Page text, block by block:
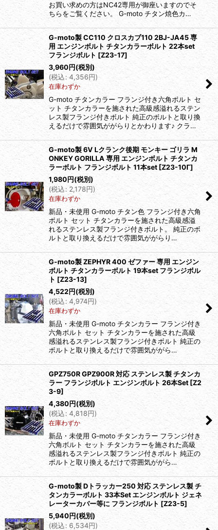
お買い求めの方はNC42専用が御座いますのでそ
ちらをご覧ください。 G-moto チタン焼色カ…
G-moto製 CC110 クロスカブ110 2BJ-JA45 専
用 エンジンボルト チタンカラーボルト 22本set
フランジボルト [Z23-17]
3,960円(税別)
(税込: 4,356円)
在庫わずか
G-moto チタンカラー フランジ付き六角ボルト セ
ット チタンカラーを施された高級感溢れるステン
レス製フランジ付きボルト 純正のボルトと取り換
えるだけで雰囲気ががらりとかわります♪ クラ…
G-moto製 6V Lクランク後期 モンキー ゴリラ M
ONKEY GORILLA 専用 エンジンボルト チタンカ
ラーボルト フランジボルト 11本set [Z23-10Γ]
1,980円(税別)
(税込: 2,178円)
在庫わずか
新品・未使用 G-moto チタン色 フランジ付き六角
ボルト セット チタンカラーを施された高級感溢
れるステンレス製フランジ付きボルト。 純正のボ
ルトと取り換えるだけで雰囲気ががらり…
G-moto製 ZEPHYR 400 ゼファー 専用 エンジン
ボルト チタンカラーボルト 19本set フランジボル
ト [Z23-13]
4,522円(税別)
(税込: 4,974円)
在庫わずか
新品・未使用 G-moto チタンカラー フランジ付き
六角ボルト セット チタンカラーを施された高級
感溢れるステンレス製フランジ付きボルト 純正の
ボルトと取り換えるだけで雰囲気ががら…
GPZ750R GPZ900R 対応 ステンレス製 チタンカ
ラー フランジボルト エンジンボルト 26本Set [Z2
3-9]
4,380円(税別)
(税込: 4,818円)
在庫わずか
新品・未使用 G-moto チタンカラー フランジ付き
六角ボルト セット チタンカラーを施された高級
感溢れるステンレス製フランジ付きボルト 純正の
ボルトと取り換えるだけで雰囲気ががら…
G-moto製 Dトラッカー250 対応 ステンレス製 チ
タンカラーボルト 33本Set エンジンボルト ジェネ
レーターカバー等に フランジボルト [Z23-5]
5,940円(税別)
(税込: 6,534円)